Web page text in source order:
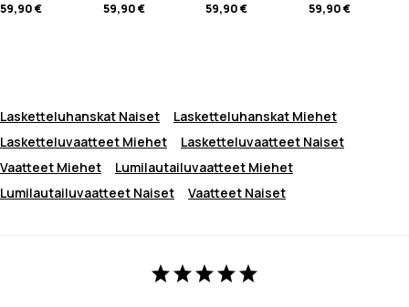
59,90 €
59,90 €
59,90 €
59,90 €
Lasketteluhanskat Naiset
Lasketteluhanskat Miehet
Lasketteluvaatteet Miehet
Lasketteluvaatteet Naiset
Vaatteet Miehet
Lumilautailuvaatteet Miehet
Lumilautailuvaatteet Naiset
Vaatteet Naiset